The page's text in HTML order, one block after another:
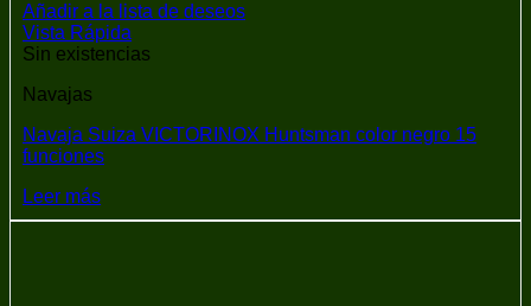
Añadir a la lista de deseos
Vista Rápida
Sin existencias
Navajas
Navaja Suiza VICTORINOX Huntsman color negro 15
funciones
Leer más